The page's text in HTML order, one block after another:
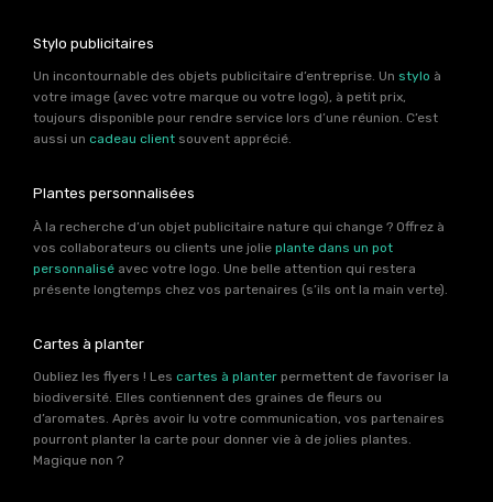
Stylo publicitaires
Un incontournable des objets publicitaire d’entreprise. Un stylo à
votre image (avec votre marque ou votre logo), à petit prix,
toujours disponible pour rendre service lors d’une réunion. C’est
aussi un cadeau client souvent apprécié.
Plantes personnalisées
À la recherche d’un objet publicitaire nature qui change ? Offrez à
vos collaborateurs ou clients une jolie plante dans un pot
personnalisé avec votre logo. Une belle attention qui restera
présente longtemps chez vos partenaires (s’ils ont la main verte).
Cartes à planter
Oubliez les flyers ! Les cartes à planter permettent de favoriser la
biodiversité. Elles contiennent des graines de fleurs ou
d’aromates. Après avoir lu votre communication, vos partenaires
pourront planter la carte pour donner vie à de jolies plantes.
Magique non ?